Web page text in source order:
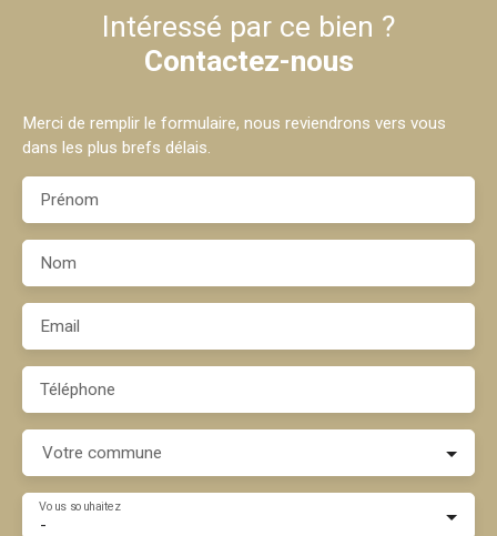
Intéressé par ce bien ?
Contactez-nous
Merci de remplir le formulaire, nous reviendrons vers vous
dans les plus brefs délais.
Prénom
Nom
Email
Téléphone
Votre commune
-
Vous souhaitez